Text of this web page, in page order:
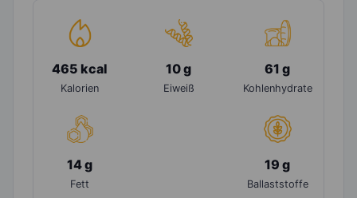
465 kcal
Kalorien
10 g
Eiweiß
61 g
Kohlenhydrate
14 g
Fett
19 g
Ballaststoffe